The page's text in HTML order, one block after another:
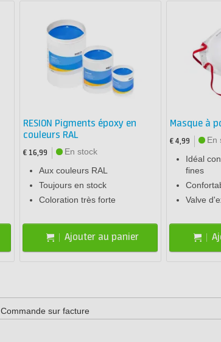
RESION Pigments époxy en
couleurs RAL
€ 16,99
En stock
Aux couleurs RAL
Toujours en stock
Coloration très forte
Ajouter au panier
Masque à
€ 4,99
En
Idéal
fines
Valve
Commande sur facture